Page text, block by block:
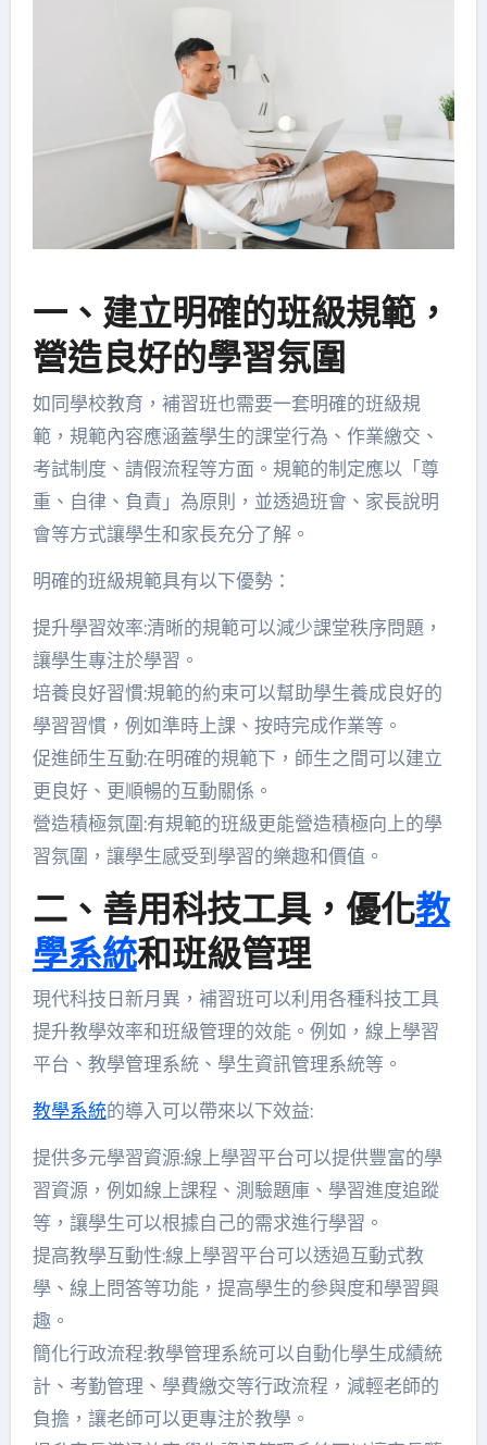
一、建立明確的班級規範，
營造良好的學習氛圍
如同學校教育，補習班也需要一套明確的班級規
範，規範內容應涵蓋學生的課堂行為、作業繳交、
考試制度、請假流程等方面。規範的制定應以「尊
重、自律、負責」為原則，並透過班會、家長說明
會等方式讓學生和家長充分了解。
明確的班級規範具有以下優勢：
提升學習效率:清晰的規範可以減少課堂秩序問題，
讓學生專注於學習。
培養良好習慣:規範的約束可以幫助學生養成良好的
學習習慣，例如準時上課、按時完成作業等。
促進師生互動:在明確的規範下，師生之間可以建立
更良好、更順暢的互動關係。
營造積極氛圍:有規範的班級更能營造積極向上的學
習氛圍，讓學生感受到學習的樂趣和價值。
二、善用科技工具，優化教
學系統和班級管理
現代科技日新月異，補習班可以利用各種科技工具
提升教學效率和班級管理的效能。例如，線上學習
平台、教學管理系統、學生資訊管理系統等。
教學系統的導入可以帶來以下效益:
提供多元學習資源:線上學習平台可以提供豐富的學
習資源，例如線上課程、測驗題庫、學習進度追蹤
等，讓學生可以根據自己的需求進行學習。
提高教學互動性:線上學習平台可以透過互動式教
學、線上問答等功能，提高學生的參與度和學習興
趣。
簡化行政流程:教學管理系統可以自動化學生成績統
計、考勤管理、學費繳交等行政流程，減輕老師的
負擔，讓老師可以更專注於教學。